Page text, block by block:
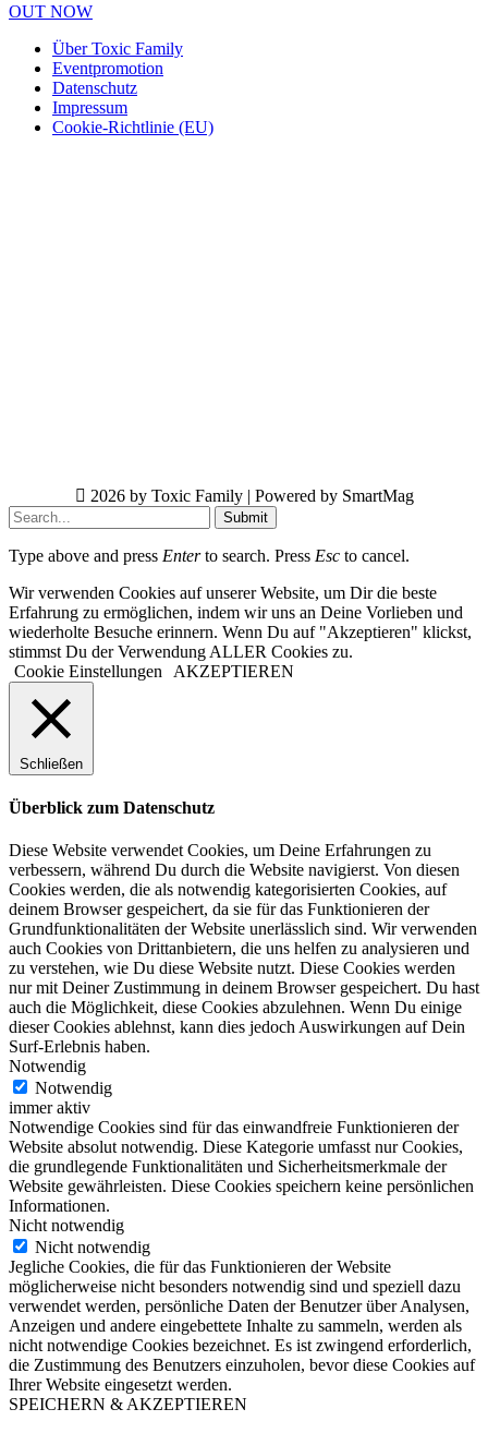
OUT NOW
Über Toxic Family
Eventpromotion
Datenschutz
Impressum
Cookie-Richtlinie (EU)
2026 by Toxic Family | Powered by SmartMag
Submit
Type above and press Enterto search. Press Esc to cancel.
Wir verwenden Cookies auf unserer Website, um Dir die beste
Erfahrung zu ermöglichen, indem wir uns an Deine Vorlieben und
wiederholte Besuche erinnern. Wenn Du auf "Akzeptieren" klickst,
stimmst Du der Verwendung ALLER Cookies zu.
Cookie Einstellungen
AKZEPTIEREN
Schließen
Überblick zum Datenschutz
Diese Website verwendet Cookies, um Deine Erfahrungen zu
verbessern, während Du durch die Website navigierst. Von diesen
Cookies werden, die als notwendig kategorisierten Cookies, auf
deinem Browser gespeichert, da sie für das Funktionieren der
Grundfunktionalitäten der Website unerlässlich sind. Wir verwenden
auch Cookies von Drittanbietern, die uns helfen zu analysieren und
zu verstehen, wie Du diese Website nutzt. Diese Cookies werden
nur mit Deiner Zustimmung in deinem Browser gespeichert. Du hast
auch die Möglichkeit, diese Cookies abzulehnen. Wenn Du einige
dieser Cookies ablehnst, kann dies jedoch Auswirkungen auf Dein
Surf-Erlebnis haben.
Notwendig
Notwendig
immer aktiv
Notwendige Cookies sind für das einwandfreie Funktionieren der
Website absolut notwendig. Diese Kategorie umfasst nur Cookies,
die grundlegende Funktionalitäten und Sicherheitsmerkmale der
Website gewährleisten. Diese Cookies speichern keine persönlichen
Informationen.
Nicht notwendig
Nicht notwendig
Jegliche Cookies, die für das Funktionieren der Website
möglicherweise nicht besonders notwendig sind und speziell dazu
verwendet werden, persönliche Daten der Benutzer über Analysen,
Anzeigen und andere eingebettete Inhalte zu sammeln, werden als
nicht notwendige Cookies bezeichnet. Es ist zwingend erforderlich,
die Zustimmung des Benutzers einzuholen, bevor diese Cookies auf
Ihrer Website eingesetzt werden.
SPEICHERN & AKZEPTIEREN